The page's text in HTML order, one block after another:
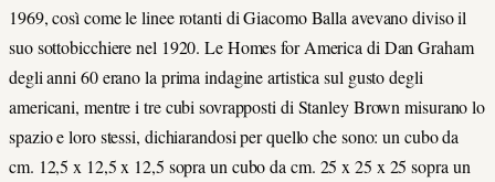
1969, così come le linee rotanti di Giacomo Balla avevano diviso il
suo sottobicchiere nel 1920. Le Homes for America di Dan Graham
degli anni 60 erano la prima indagine artistica sul gusto degli
americani, mentre i tre cubi sovrapposti di Stanley Brown misurano lo
spazio e loro stessi, dichiarandosi per quello che sono: un cubo da
cm. 12,5 x 12,5 x 12,5 sopra un cubo da cm. 25 x 25 x 25 sopra un